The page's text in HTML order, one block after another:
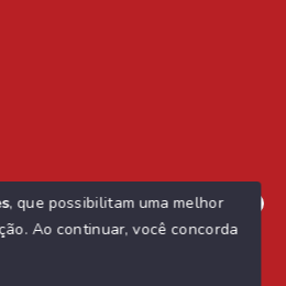
Sul Imobiliária! :) Como
Sul Imobiliária - Todos os
, que possibilitam uma melhor
Ao continuar, você concorda